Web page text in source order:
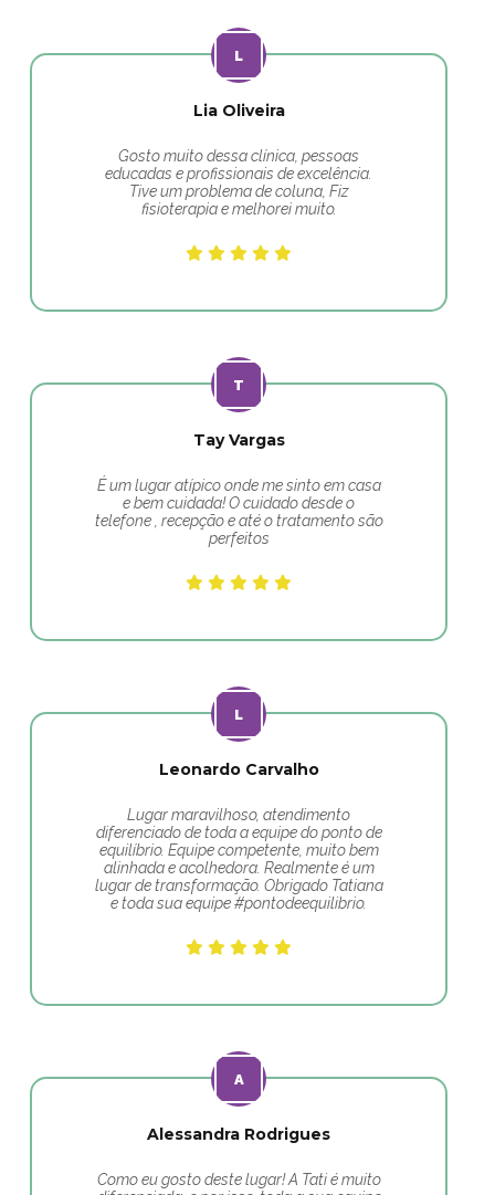
Lia Oliveira
Gosto muito dessa clínica, pessoas
educadas e profissionais de excelência.
Tive um problema de coluna, Fiz
fisioterapia e melhorei muito.
Tay Vargas
É um lugar atípico onde me sinto em casa
e bem cuidada! O cuidado desde o
telefone , recepção e até o tratamento são
perfeitos
Leonardo Carvalho
Lugar maravilhoso, atendimento
diferenciado de toda a equipe do ponto de
equilíbrio. Equipe competente, muito bem
alinhada e acolhedora. Realmente é um
lugar de transformação. Obrigado Tatiana
e toda sua equipe #pontodeequilibrio.
Alessandra Rodrigues
Como eu gosto deste lugar! A Tati é muito